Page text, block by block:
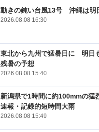
動きの鈍い台風13号 沖縄は明
2026.08.08 16:30
東北から九州で猛暑日に 明日
残暑の予想
2026.08.08 15:40
新潟県で1時間に約100mmの
速報・記録的短時間大雨
2026.08.08 15:49